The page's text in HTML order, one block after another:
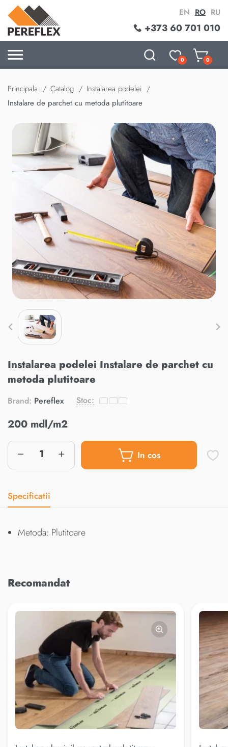
+373 60 701 010
EN RO RU
0 0
Principala Catalog
Instalarea podelei
Instalare de parchet cu metoda plutitoare
Instalarea podelei Instalare de parchet cu
metoda plutitoare
Brand: Pereflex Stoc:
200 mdl/m2
In cos
Specificatii
Metoda: Plutitoare
Recomandat